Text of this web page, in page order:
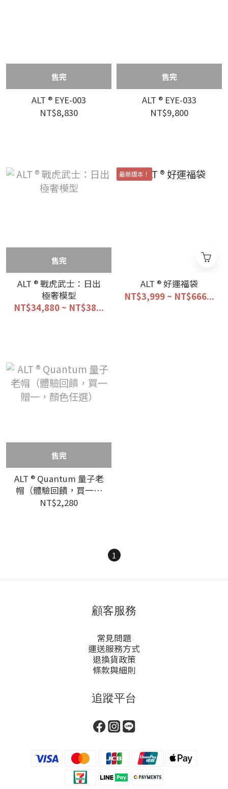
售完
ALT ® EYE-003
NT$8,830
售完
ALT ® EYE-033
NT$9,800
售完
ALT ® 戰虎武士：日出
極奢模型
NT$34,880 ~ NT$38...
最新版本！
ALT ® 好運福袋
NT$3,999 ~ NT$666...
售完
ALT ® Quantum 量子老
帽（體驗回饋，買一贈
一，顏色任選）
NT$2,280
1
顧客服務
常見問題
運送服務方式
退換貨政策
條款與細則
追蹤平台